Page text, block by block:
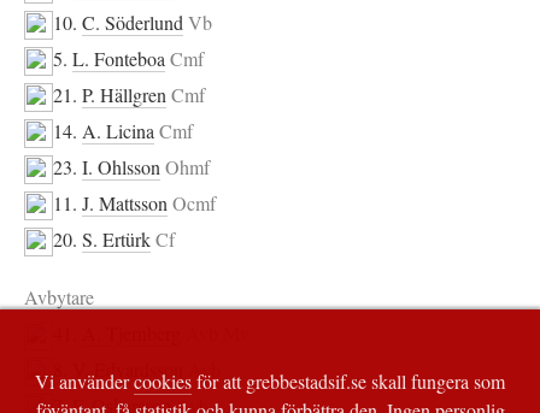
10. C. Söderlund Vb
5. L. Fonteboa Cmf
21. P. Hällgren Cmf
14. A. Licina Cmf
23. I. Ohlsson Ohmf
11. J. Mattsson Ocmf
20. S. ErtürkCf
Avbytare
V. Edvardsson
Avb
7.F. OskarssonAvb
Vi användercookiesför att grebbestadsif.se skall fungera som